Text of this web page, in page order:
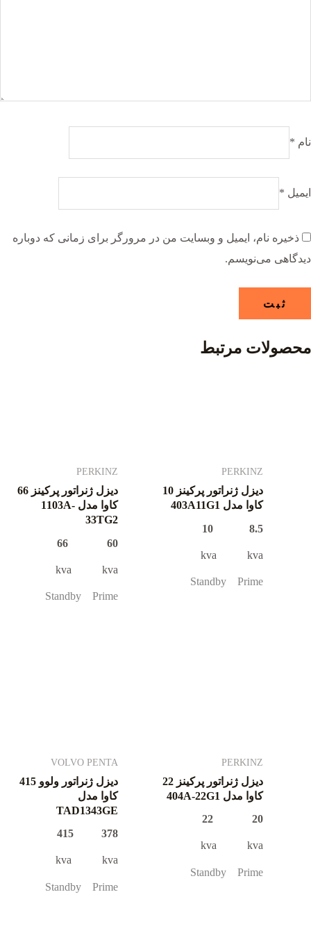
نام *
ایمیل *
ذخیره نام، ایمیل و وبسایت من در مرورگر برای زمانی که دوباره
دیدگاهی می‌نویسم.
محصولات مرتبط
PERKINZ
دیزل ژنراتور پرکینز 10
کاوا مدل 403A11G1
8.5 10
kva kva
Standby Prime
PERKINZ
دیزل ژنراتور پرکینز 66
کاوا مدل 1103A-
33TG2
60 66
kva kva
Standby Prime
PERKINZ
دیزل ژنراتور پرکینز 22
کاوا مدل 404A-22G1
20 22
kva kva
Standby Prime
VOLVO PENTA
دیزل ژنراتور ولوو 415
کاوا مدل
TAD1343GE
378 415
kva kva
Standby Prime